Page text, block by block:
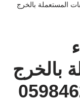
المستعملة بالخرج
بالخرج